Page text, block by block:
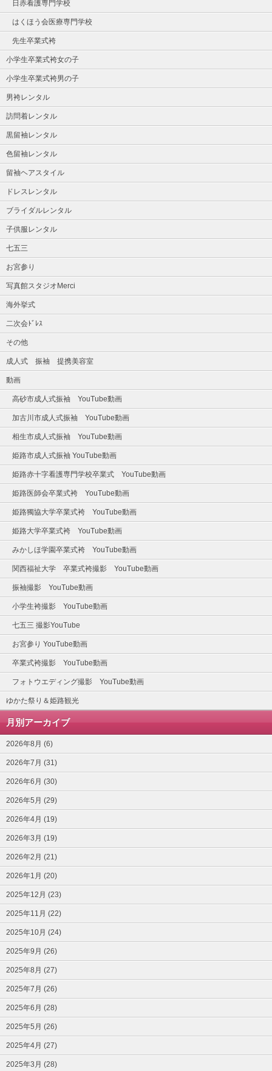
日赤看護専門学校
はくほう会医療専門学校
先生卒業式袴
小学生卒業式袴女の子
小学生卒業式袴男の子
男袴レンタル
訪問着レンタル
黒留袖レンタル
色留袖レンタル
留袖ヘアスタイル
ドレスレンタル
ブライダルレンタル
子供服レンタル
七五三
お宮参り
写真館スタジオMerci
海外挙式
二次会ﾄﾞﾚｽ
その他
成人式 振袖 提携美容室
動画
高砂市成人式振袖 YouTube動画
加古川市成人式振袖 YouTube動画
相生市成人式振袖 YouTube動画
姫路市成人式振袖 YouTube動画
姫路赤十字看護専門学校卒業式 YouTube動画
姫路医師会卒業式袴 YouTube動画
姫路獨協大学卒業式袴 YouTube動画
姫路大学卒業式袴 YouTube動画
みかしほ学園卒業式袴 YouTube動画
関西福祉大学 卒業式袴撮影 YouTube動画
振袖撮影 YouTube動画
小学生袴撮影 YouTube動画
七五三 撮影YouTube
お宮参り YouTube動画
卒業式袴撮影 YouTube動画
フォトウエディング撮影 YouTube動画
ゆかた祭り＆姫路観光
月別アーカイブ
2026年8月 (6)
2026年7月 (31)
2026年6月 (30)
2026年5月 (29)
2026年4月 (19)
2026年3月 (19)
2026年2月 (21)
2026年1月 (20)
2025年12月 (23)
2025年11月 (22)
2025年10月 (24)
2025年9月 (26)
2025年8月 (27)
2025年7月 (26)
2025年6月 (28)
2025年5月 (26)
2025年4月 (27)
2025年3月 (28)